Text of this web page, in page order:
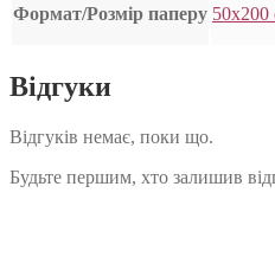
Формат/Розмір паперу 50х200
Відгуки
Відгуків немає, поки що.
Будьте першим, хто залишив